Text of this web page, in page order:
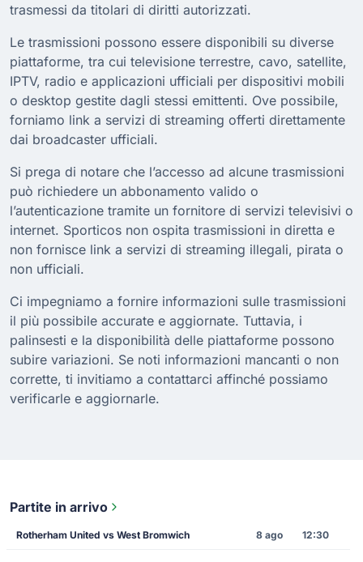
trasmessi da titolari di diritti autorizzati.
Le trasmissioni possono essere disponibili su diverse
piattaforme, tra cui televisione terrestre, cavo, satellite,
IPTV, radio e applicazioni ufficiali per dispositivi mobili
o desktop gestite dagli stessi emittenti. Ove possibile,
forniamo link a servizi di streaming offerti direttamente
dai broadcaster ufficiali.
Si prega di notare che l’accesso ad alcune trasmissioni
può richiedere un abbonamento valido o
l’autenticazione tramite un fornitore di servizi televisivi o
internet. Sporticos non ospita trasmissioni in diretta e
non fornisce link a servizi di streaming illegali, pirata o
non ufficiali.
Ci impegniamo a fornire informazioni sulle trasmissioni
il più possibile accurate e aggiornate. Tuttavia, i
palinsesti e la disponibilità delle piattaforme possono
subire variazioni. Se noti informazioni mancanti o non
corrette, ti invitiamo a contattarci affinché possiamo
verificarle e aggiornarle.
Partite in arrivo
Rotherham United vs West Bromwich 8 ago 12:30